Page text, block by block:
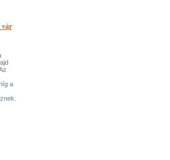
vár
a